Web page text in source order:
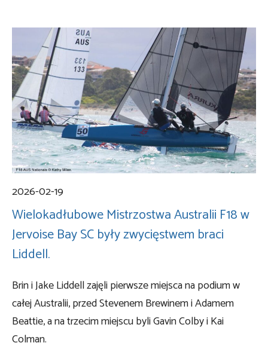
2026-02-19
Wielokadłubowe Mistrzostwa Australii F18 w
Jervoise Bay SC były zwycięstwem braci
Liddell.
Brin i Jake Liddell zajęli pierwsze miejsca na podium w
całej Australii, przed Stevenem Brewinem i Adamem
Beattie, a na trzecim miejscu byli Gavin Colby i Kai
Colman.